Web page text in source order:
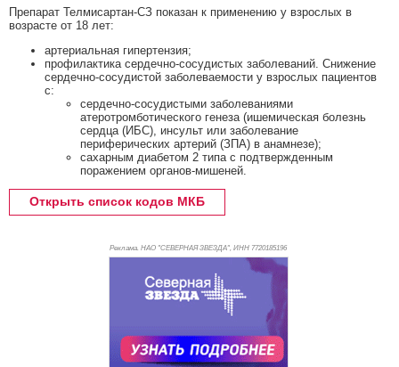
Препарат Телмисартан-СЗ показан к применению у взрослых в
возрасте от 18 лет:
артериальная гипертензия;
профилактика сердечно-сосудистых заболеваний. Снижение
сердечно-сосудистой заболеваемости у взрослых пациентов
с:
сердечно-сосудистыми заболеваниями
атеротромботического генеза (ишемическая болезнь
сердца (ИБС), инсульт или заболевание
периферических артерий (ЗПА) в анамнезе);
сахарным диабетом 2 типа с подтвержденным
поражением органов-мишеней.
Открыть список кодов МКБ
Реклама. НАО "СЕВЕРНАЯ ЗВЕЗДА", ИНН 7720185196